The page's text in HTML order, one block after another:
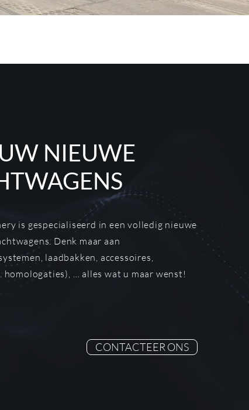
NIEUWE
is gespecialiseerd in een volledig nieuwe
Denk maar aan
laadbakken, accessoires,
homologaties), … alles wat u maar wenst!
CONTACTEER ONS